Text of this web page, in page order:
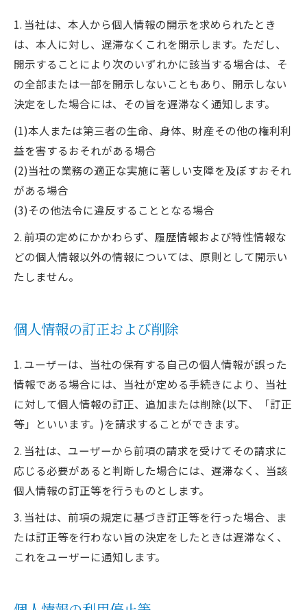
1. 当社は、本人から個人情報の開示を求められたとき
は、本人に対し、遅滞なくこれを開示します。ただし、
開示することにより次のいずれかに該当する場合は、そ
の全部または一部を開示しないこともあり、開示しない
決定をした場合には、その旨を遅滞なく通知します。
(1)本人または第三者の生命、身体、財産その他の権利利
益を害するおそれがある場合
(2)当社の業務の適正な実施に著しい支障を及ぼすおそれ
がある場合
(3)その他法令に違反することとなる場合
2. 前項の定めにかかわらず、履歴情報および特性情報な
どの個人情報以外の情報については、原則として開示い
たしません。
個人情報の訂正および削除
1. ユーザーは、当社の保有する自己の個人情報が誤った
情報である場合には、当社が定める手続きにより、当社
に対して個人情報の訂正、追加または削除(以下、「訂正
等」といいます。)を請求することができます。
2. 当社は、ユーザーから前項の請求を受けてその請求に
応じる必要があると判断した場合には、遅滞なく、当該
個人情報の訂正等を行うものとします。
3. 当社は、前項の規定に基づき訂正等を行った場合、ま
たは訂正等を行わない旨の決定をしたときは遅滞なく、
これをユーザーに通知します。